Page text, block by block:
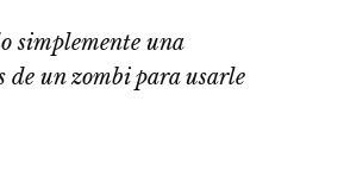
simplemente una
de un zombipara usarle